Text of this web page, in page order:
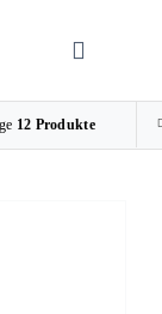
Toggle
12 Produkte